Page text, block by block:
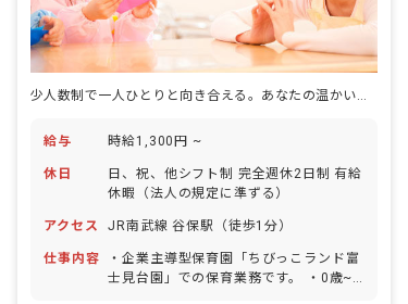
少人数制で一人ひとりと向き合える。あなたの温かい手で、子どもたちの成長を支えませんか？
給与 時給1,300円 ~
休日
日、祝、他シフト制 完全週休2日制 有給
休暇（法人の規定に準ずる）
アクセス JR南武線 谷保駅（徒歩1分）
仕事内容
・企業主導型保育園「ちびっこランド富
士見台園」での保育業務です。 ・0歳~2